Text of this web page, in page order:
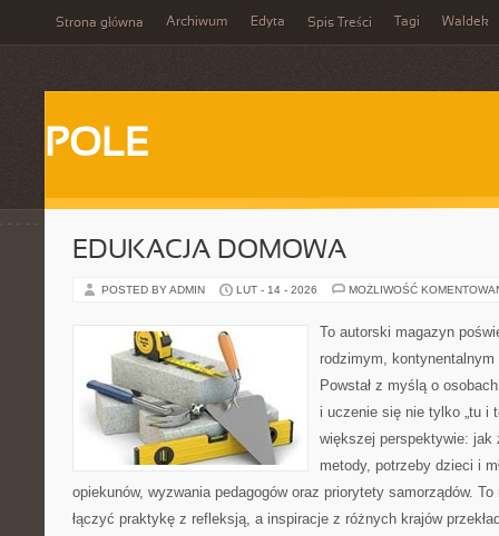
Strona główna Archiwum Edyta Spis Treści Tagi Waldek
POLE
EDUKACJA DOMOWA
POSTED BY ADMIN LUT - 14 - 2026 MOŻLIWOŚĆ
To autorski magazyn
rodzimym,
Powstał z myślą o
i uczenie się nie tylko „tu i
większej perspektywie: jak
metody, potrzeby dzieci i
opiekunów, wyzwania pedagogów oraz priorytety samorządów.
łączyć praktykę z refleksją, a inspiracje z różnych krajów